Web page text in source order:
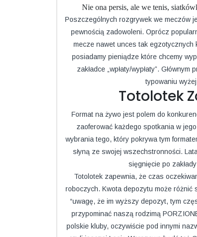
Nie ona persis, ale we tenis,
Poszczególnych rozgrywek we meczów
pewnością zadowoleni. Oprócz
mecze nawet unces tak egzotycznych
posiadamy pieniądze które chcemy
zakładce „wpłaty/wypłaty”.
typowaniu
Totolotek
Format na żywo jest polem do
zaoferować każdego spotkania w
wybrania tego, który pokrywa tym
słyną ze swojej wszechstronności.
sięgnięcie po
Totolotek zapewnia, że czas
roboczych. Kwota depozytu może różnić
“uwagę, że im wyższy depozyt, tym
przypominać naszą rodzimą
polskie kluby, oczywiście pod innymi